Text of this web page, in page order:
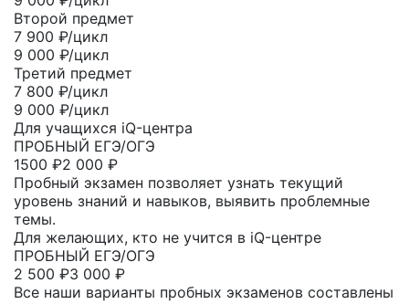
Второй предмет
7 900 ₽/цикл
9 000 ₽/цикл
Третий предмет
7 800 ₽/цикл
9 000 ₽/цикл
Для учащихся iQ-центра
ПРОБНЫЙ ЕГЭ/ОГЭ
1500 ₽2 000 ₽
Пробный экзамен позволяет узнать текущий
уровень знаний и навыков, выявить проблемные
темы.
Для желающих, кто не учится в iQ-центре
ПРОБНЫЙ ЕГЭ/ОГЭ
2 500 ₽3 000 ₽
Все наши варианты пробных экзаменов составлены